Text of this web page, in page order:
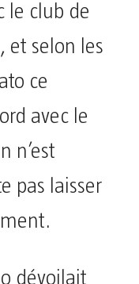
le club de
et selon les
ce
avec le
n’est
pas laisser
dévoilait